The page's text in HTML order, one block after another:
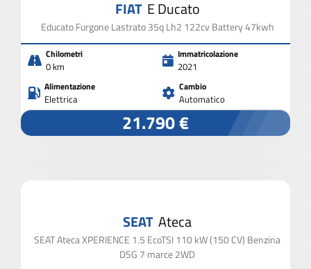
CHIUDI I FILTRI
FIAT E Ducato
Educato Furgone Lastrato 35q Lh2 122cv Battery 47kwh
Chilometri
0 km
Immatricolazione
2021
Alimentazione
Elettrica
Cambio
Automatico
21.790 €
SEAT Ateca
SEAT Ateca XPERIENCE 1.5 EcoTSI 110 kW (150 CV) Benzina
DSG 7 marce 2WD